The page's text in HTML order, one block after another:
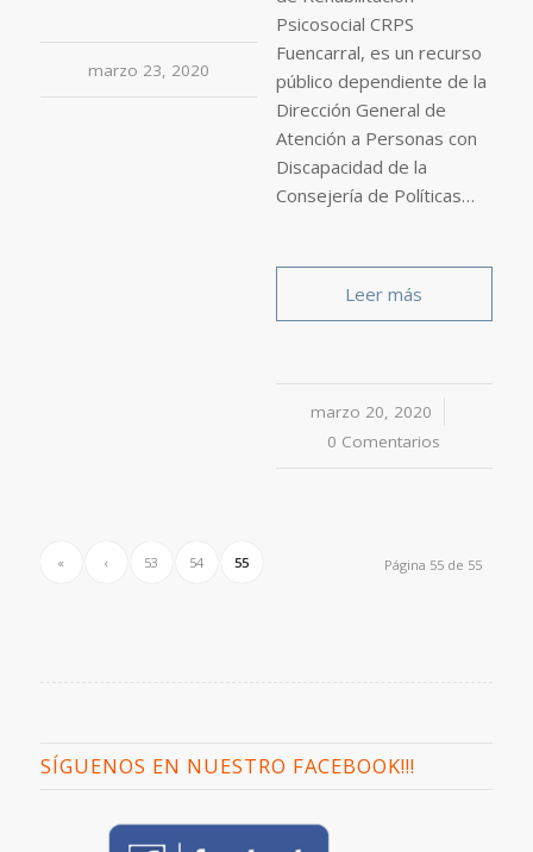
marzo 23, 2020
Psicosocial CRPS
Fuencarral, es un recurso
público dependiente de la
Dirección General de
Atención a Personas con
Discapacidad de la
Consejería de Políticas…
Leer más
marzo 20, 2020
/
0 Comentarios
Página 55 de 55
« ‹ 53 54 55
SÍGUENOS EN NUESTRO FACEBOOK!!!